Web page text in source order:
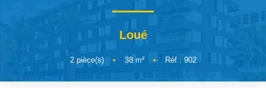
NOS SERVICES
Loué
2pièce(s) • 38m² • Réf : 902